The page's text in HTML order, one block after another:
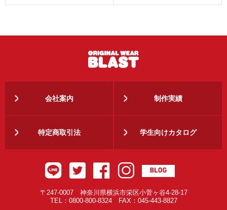
会社案内 制作実績
特定商取引法 学生向けカタログ
〒247-0007 神奈川県横浜市栄区小菅ヶ谷4-28-17
TEL：0800-800-8324 FAX：045-443-8827